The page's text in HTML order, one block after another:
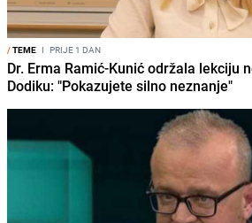
/TEME I PRIJE 1 DAN
Dr. Erma Ramić-Kunić održala lekciju
Dodiku: "Pokazujete silno neznanje"